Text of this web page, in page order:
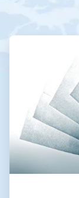
ArticleTile